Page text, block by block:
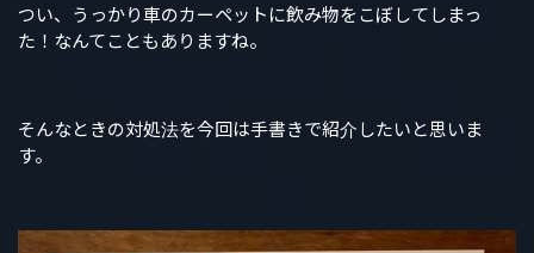
つい、うっかり車のカーペットに飲み物をこぼしてしまっ
た！なんてこともありますね。
そんなときの対処法を今回は手書きで紹介したいと思いま
す。